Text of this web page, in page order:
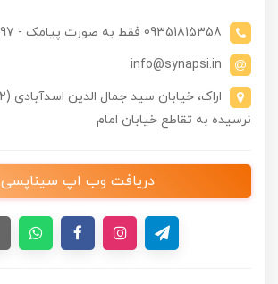
09351815358 فقط به صورت پیامک - 08632241297
info@synapsi.in
نرسیده به تقاطع خیابان امام
دریافت وب اپ سیناپسی